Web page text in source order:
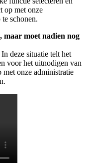
op met onze
schonen.
maar moet nadien nog
deze situatie telt het
voor het uitnodigen van
met onze administratie